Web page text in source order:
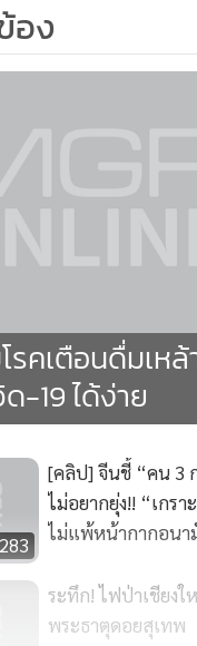
อง
คเตือนดื่มเห
ด-19 ได้ง่าย
[คลิป] จีนชี้ “คน 3
ไม่อยากยุ่ง!! “เกรา
ไม่แพ้หน้ากากอนา
ระทึก! ไฟป่าเชียง
พระธาตุดอยสุเทพ